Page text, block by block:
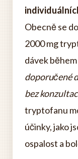
Obecně se
2000 mg
dávek
doporučené
bez
tryptofanu
účinky, jako
ospalost a